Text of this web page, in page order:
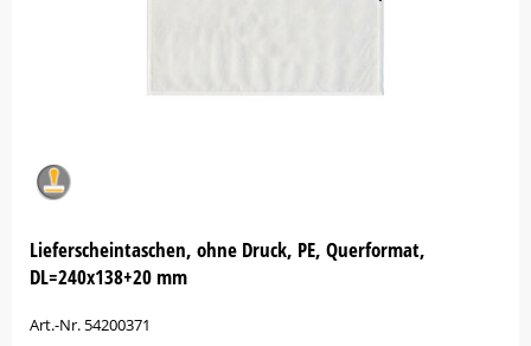
Lieferscheintaschen, ohne Druck, PE, Querformat,
DL=240x138+20 mm
Art.-Nr. 54200371